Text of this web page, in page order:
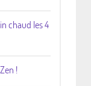
chaud les 4
!